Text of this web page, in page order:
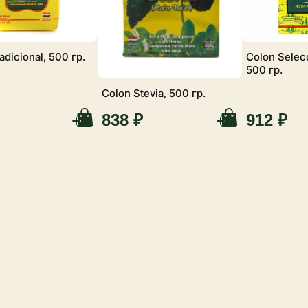
500 гр.
Colon Stevia, 500 гр.
838 ₽
Colon
500 гр.
912 ₽